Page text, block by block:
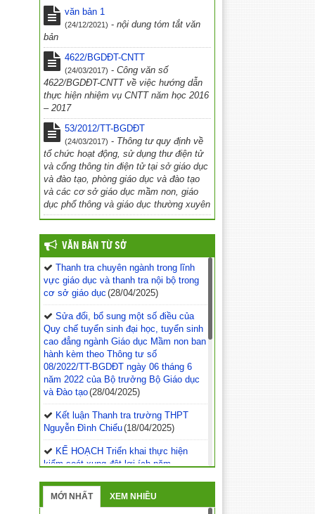
văn bản 1
(24/12/2021) - nội dung tóm tắt văn
bản
4622/BGDĐT-CNTT
(24/03/2017) - Công văn số
4622/BGDĐT-CNTT về việc hướng dẫn
thực hiện nhiệm vụ CNTT năm học 2016
– 2017
53/2012/TT-BGDĐT
(24/03/2017) - Thông tư quy định về
tổ chức hoạt động, sử dụng thư điện tử
và cổng thông tin điện tử tại sở giáo dục
và đào tạo, phòng giáo dục và đào tạo
và các cơ sở giáo dục mầm non, giáo
dục phổ thông và giáo dục thường xuyên
VĂN BẢN TỪ SỞ
Thanh tra chuyên ngành trong lĩnh
vực giáo dục và thanh tra nội bộ trong
cơ sở giáo dục (28/04/2025)
Sửa đổi, bổ sung một số điều của
Quy chế tuyển sinh đại học, tuyển sinh
cao đẳng ngành Giáo dục Mầm non ban
hành kèm theo Thông tư số
08/2022/TT-BGDĐT ngày 06 tháng 6
năm 2022 của Bộ trưởng Bộ Giáo dục
và Đào tạo(28/04/2025)
Kết luận Thanh tra trường THPT
Nguyễn Đình Chiểu(18/04/2025)
KẾ HOẠCH Triển khai thực hiện
kiểm soát xung đột lợi ích năm
KẾ HOẠCH Thực hiện công tác
MỚI NHẤT XEM NHIỀU